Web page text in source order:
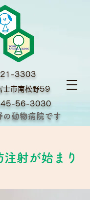
3303
士市南松野59
56-3030
の動物病院です
射が始まり